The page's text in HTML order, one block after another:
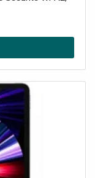
plug-and-play